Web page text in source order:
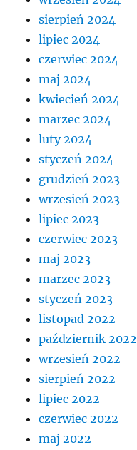
sierpień 2024
lipiec 2024
czerwiec 2024
maj 2024
kwiecień 2024
marzec 2024
luty 2024
styczeń 2024
grudzień 2023
wrzesień 2023
lipiec 2023
czerwiec 2023
maj 2023
marzec 2023
styczeń 2023
listopad 2022
październik 2022
wrzesień 2022
sierpień 2022
lipiec 2022
czerwiec 2022
maj 2022